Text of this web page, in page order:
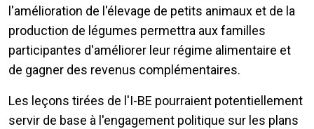
l'amélioration de l'élevage de petits animaux et de la
production de légumes permettra aux familles
participantes d'améliorer leur régime alimentaire et
de gagner des revenus complémentaires.
Les leçons tirées de l'I-BE pourraient potentiellement
servir de base à l'engagement politique sur les plans